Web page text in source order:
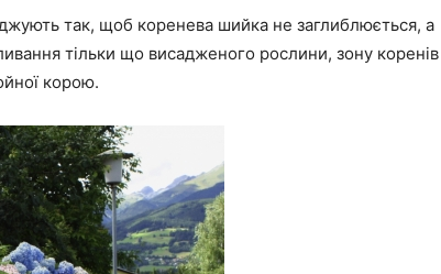
так, щоб коренева шийка не заглиблюється, а
тільки що висадженого рослини, зону коренів
корою.